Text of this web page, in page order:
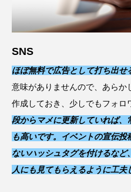
SNS
ほぼ無料で広告として打ち出せ
意味がありませんので、あらか
作成しておき、少しでもフォロ
段からマメに更新していれば
も高いです。イベントの宣伝
ないハッシュタグを付けるな
人にも見てもらえるように工夫